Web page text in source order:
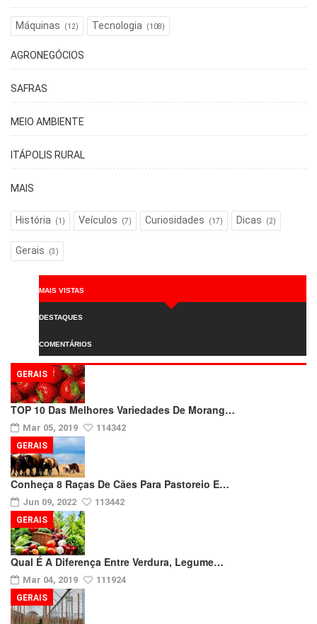
Máquinas (12) Tecnologia (108)
AGRONEGÓCIOS
SAFRAS
MEIO AMBIENTE
ITÁPOLIS RURAL
MAIS
História (1) Veículos (7) Curiosidades (17) Dicas (2)
Gerais (3)
MAIS VISTAS
DESTAQUES
COMENTÁRIOS
TOP 10 Das Melhores Variedades De Morang…
Mar 05, 2019 114342
GERAIS
Conheça 8 Raças De Cães Para Pastoreio E…
Jun 09, 2022 113442
GERAIS
Qual É A Diferença Entre Verdura, Legume…
Mar 04, 2019 111924
GERAIS
GERAIS